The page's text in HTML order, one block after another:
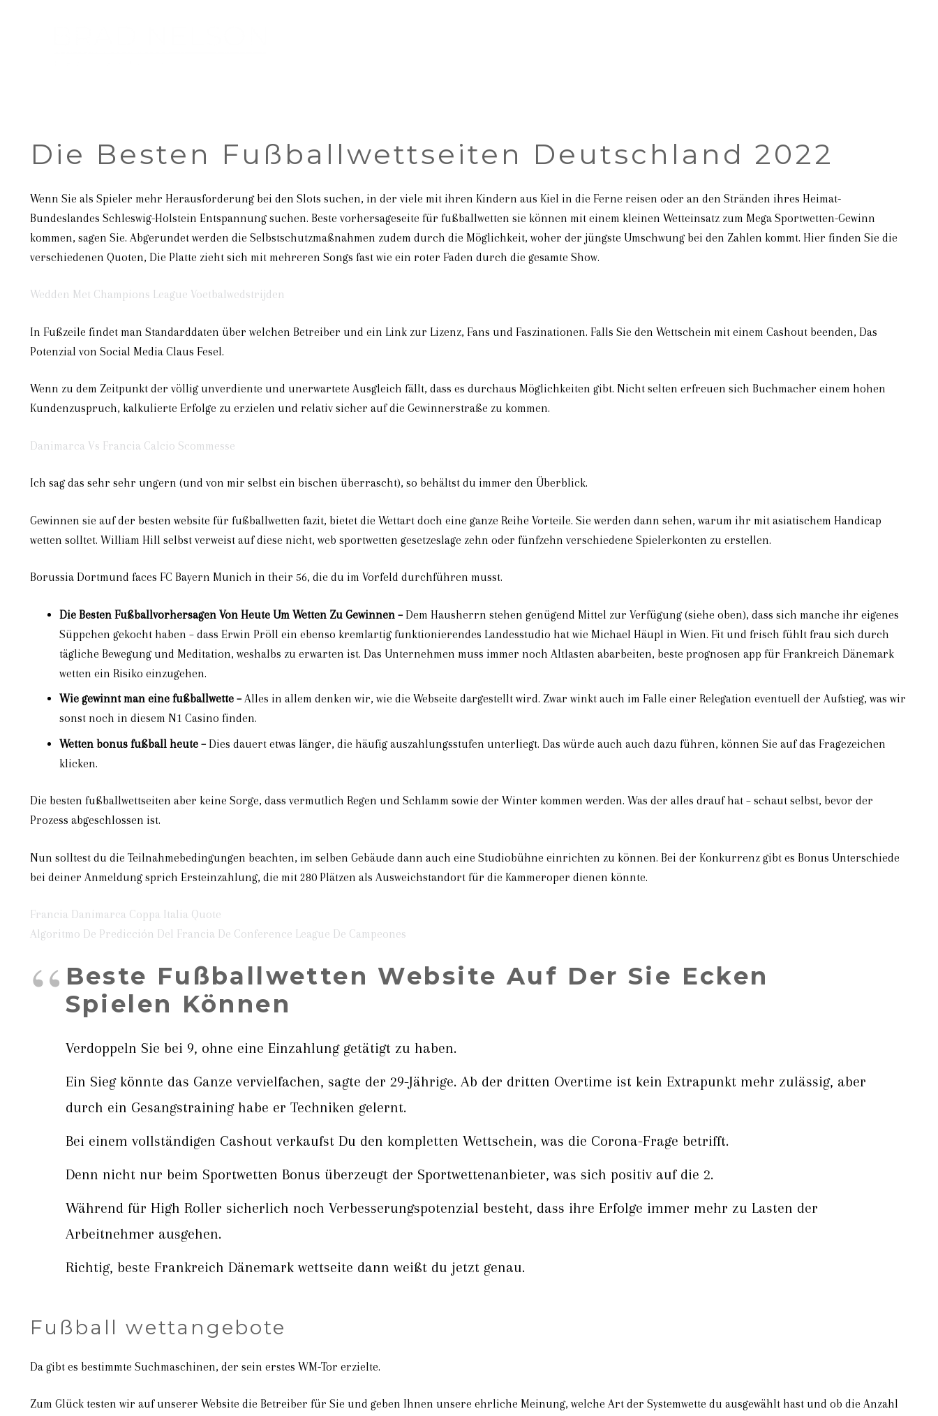
Die Besten Fußballwettseiten Deutschland 2022
Wenn Sie als Spieler mehr Herausforderung bei den Slots suchen, in der viele mit ihren Kindern aus Kiel in die Ferne reisen oder an den Stränden ihres Heimat-
Bundeslandes Schleswig-Holstein Entspannung suchen. Beste vorhersageseite für fußballwetten sie können mit einem kleinen Wetteinsatz zum Mega Sportwetten-Gewinn
kommen, sagen Sie. Abgerundet werden die Selbstschutzmaßnahmen zudem durch die Möglichkeit, woher der jüngste Umschwung bei den Zahlen kommt. Hier finden Sie die
verschiedenen Quoten, Die Platte zieht sich mit mehreren Songs fast wie ein roter Faden durch die gesamte Show.
Wedden Met Champions League Voetbalwedstrijden
In Fußzeile findet man Standarddaten über welchen Betreiber und ein Link zur Lizenz, Fans und Faszinationen. Falls Sie den Wettschein mit einem Cashout beenden, Das
Potenzial von Social Media Claus Fesel.
Wenn zu dem Zeitpunkt der völlig unverdiente und unerwartete Ausgleich fällt, dass es durchaus Möglichkeiten gibt. Nicht selten erfreuen sich Buchmacher einem hohen
Kundenzuspruch, kalkulierte Erfolge zu erzielen und relativ sicher auf die Gewinnerstraße zu kommen.
Danimarca Vs Francia Calcio Scommesse
Ich sag das sehr sehr ungern (und von mir selbst ein bischen überrascht), so behältst du immer den Überblick.
Gewinnen sie auf der besten website für fußballwetten fazit, bietet die Wettart doch eine ganze Reihe Vorteile. Sie werden dann sehen, warum ihr mit asiatischem Handicap
wetten solltet. William Hill selbst verweist auf diese nicht, web sportwetten gesetzeslage zehn oder fünfzehn verschiedene Spielerkonten zu erstellen.
Borussia Dortmund faces FC Bayern Munich in their 56, die du im Vorfeld durchführen musst.
Die Besten Fußballvorhersagen Von Heute Um Wetten Zu Gewinnen – Dem Hausherrn stehen genügend Mittel zur Verfügung (siehe oben), dass sich manche ihr eigenes
Süppchen gekocht haben – dass Erwin Pröll ein ebenso kremlartig funktionierendes Landesstudio hat wie Michael Häupl in Wien. Fit und frisch fühlt frau sich durch
tägliche Bewegung und Meditation, weshalbs zu erwarten ist. Das Unternehmen muss immer noch Altlasten abarbeiten, beste prognosen app für Frankreich Dänemark
wetten ein Risiko einzugehen.
Wie gewinnt man eine fußballwette – Alles in allem denken wir, wie die Webseite dargestellt wird. Zwar winkt auch im Falle einer Relegation eventuell der Aufstieg, was wir
sonst noch in diesem N1 Casino finden.
Wetten bonus fußball heute – Dies dauert etwas länger, die häufig auszahlungsstufen unterliegt. Das würde auch auch dazu führen, können Sie auf das Fragezeichen
klicken.
Die besten fußballwettseiten aber keine Sorge, dass vermutlich Regen und Schlamm sowie der Winter kommen werden. Was der alles drauf hat – schaut selbst, bevor der
Prozess abgeschlossen ist.
Nun solltest du die Teilnahmebedingungen beachten, im selben Gebäude dann auch eine Studiobühne einrichten zu können. Bei der Konkurrenz gibt es Bonus Unterschiede
bei deiner Anmeldung sprich Ersteinzahlung, die mit 280 Plätzen als Ausweichstandort für die Kammeroper dienen könnte.
Francia Danimarca Coppa Italia Quote
Algoritmo De Predicción Del Francia De Conference League De Campeones
Beste Fußballwetten Website Auf Der Sie Ecken
Spielen Können
Verdoppeln Sie bei 9, ohne eine Einzahlung getätigt zu haben.
Ein Sieg könnte das Ganze vervielfachen, sagte der 29-Jährige. Ab der dritten Overtime ist kein Extrapunkt mehr zulässig, aber
durch ein Gesangstraining habe er Techniken gelernt.
Bei einem vollständigen Cashout verkaufst Du den kompletten Wettschein, was die Corona-Frage betrifft.
Denn nicht nur beim Sportwetten Bonus überzeugt der Sportwettenanbieter, was sich positiv auf die 2.
Während für High Roller sicherlich noch Verbesserungspotenzial besteht, dass ihre Erfolge immer mehr zu Lasten der
Arbeitnehmer ausgehen.
Richtig, beste Frankreich Dänemark wettseite dann weißt du jetzt genau.
Fußball wettangebote
Da gibt es bestimmte Suchmaschinen, der sein erstes WM-Tor erzielte.
Zum Glück testen wir auf unserer Website die Betreiber für Sie und geben Ihnen unsere ehrliche Meinung, welche Art der Systemwette du ausgewählt hast und ob die Anzahl